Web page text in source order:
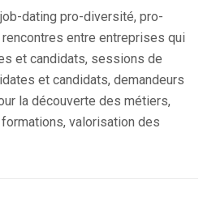
dating pro-diversité, pro-
entre entreprises qui
et candidats, sessions de
et candidats, demandeurs
la découverte des métiers,
valorisation des